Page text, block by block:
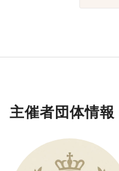
主催者団体情報